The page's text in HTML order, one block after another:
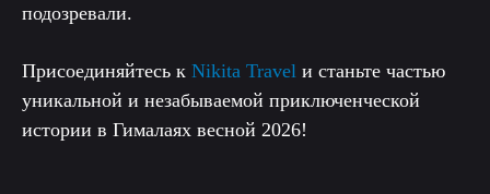
подозревали.
Присоединяйтесь к Nikita Travel и станьте частью
уникальной и незабываемой приключенческой
истории в Гималаях весной 2026!